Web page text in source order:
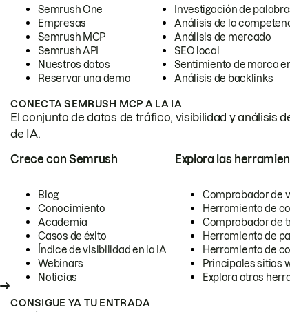
Semrush One
Empresas
Semrush MCP
Semrush API
Nuestros datos
Reservar una demo
Investigación de
Análisis de la
Análisis de mercado
SEO local
Sentimiento de marca
Análisis de backlinks
CONECTA SEMRUSH MCP A LA IA
El conjunto de datos de tráfico, visibilidad y análisis
de IA.
Crece con Semrush
Blog
Conocimiento
Academia
Casos de éxito
Índice de visibilidad en la IA
Webinars
Noticias
Explora las
Comprobador de
Herramienta de
Comprobador de
Herramienta de
Herramienta de
Principales sitios
Explora otras
CONSIGUE YA TU ENTRADA